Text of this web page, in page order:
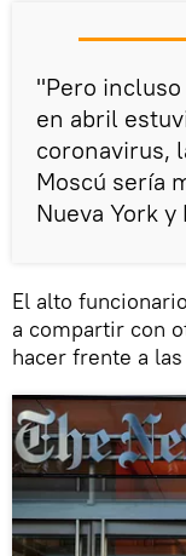
"Pero
en abril
coronavirus,
Moscú sería
Nueva York
El alto
a compartir con
hacer frente a